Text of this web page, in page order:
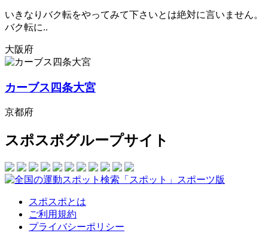
いきなりバク転をやってみて下さいとは絶対に言いません。
バク転に..
大阪府
カーブス四条大宮
京都府
スポスポグループサイト
スポスポとは
ご利用規約
プライバシーポリシー